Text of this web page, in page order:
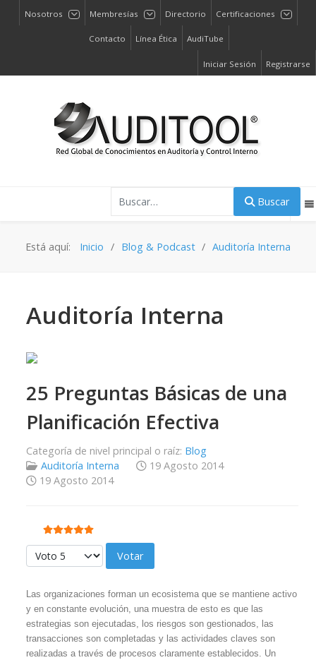
Nosotros Membresías Directorio Certificaciones
Contacto Línea Ética AudiTube
Iniciar Sesión Registrarse
Buscar
Está aquí: Inicio Blog & Podcast Auditoría Interna
Auditoría Interna
25 Preguntas Básicas de una
Planificación Efectiva
Categoría de nivel principal o raíz: Blog
Auditoría Interna
19 Agosto 2014
19 Agosto 2014
Ratio:5/5
Por favor, vote
Las organizaciones forman un ecosistema que se mantiene activo
y en constante evolución, una muestra de esto es que las
estrategias son ejecutadas, los riesgos son gestionados, las
transacciones son completadas y las actividades claves son
realizadas a través de procesos claramente establecidos. Un